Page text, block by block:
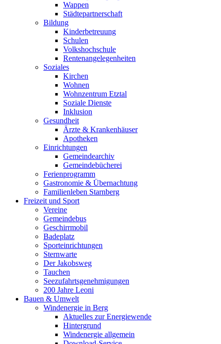
Wappen
Städtepartnerschaft
Bildung
Kinderbetreuung
Schulen
Volkshochschule
Rentenangelegenheiten
Soziales
Kirchen
Wohnen
Wohnzentrum Etztal
Soziale Dienste
Inklusion
Gesundheit
Ärzte & Krankenhäuser
Apotheken
Einrichtungen
Gemeindearchiv
Gemeindebücherei
Ferienprogramm
Gastronomie & Übernachtung
Familienleben Starnberg
Freizeit und Sport
Vereine
Gemeindebus
Geschirrmobil
Badeplatz
Sporteinrichtungen
Sternwarte
Der Jakobsweg
Tauchen
Seezufahrtsgenehmigungen
200 Jahre Leoni
Bauen & Umwelt
Windenergie in Berg
Aktuelles zur Energiewende
Hintergrund
Windenergie allgemein